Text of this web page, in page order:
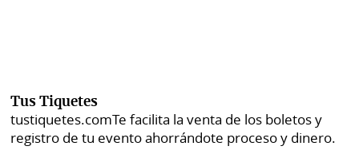
Tus Tiquetes
tustiquetes.comTe facilita la venta de los boletos y
registro de tu evento ahorrándote proceso y dinero.